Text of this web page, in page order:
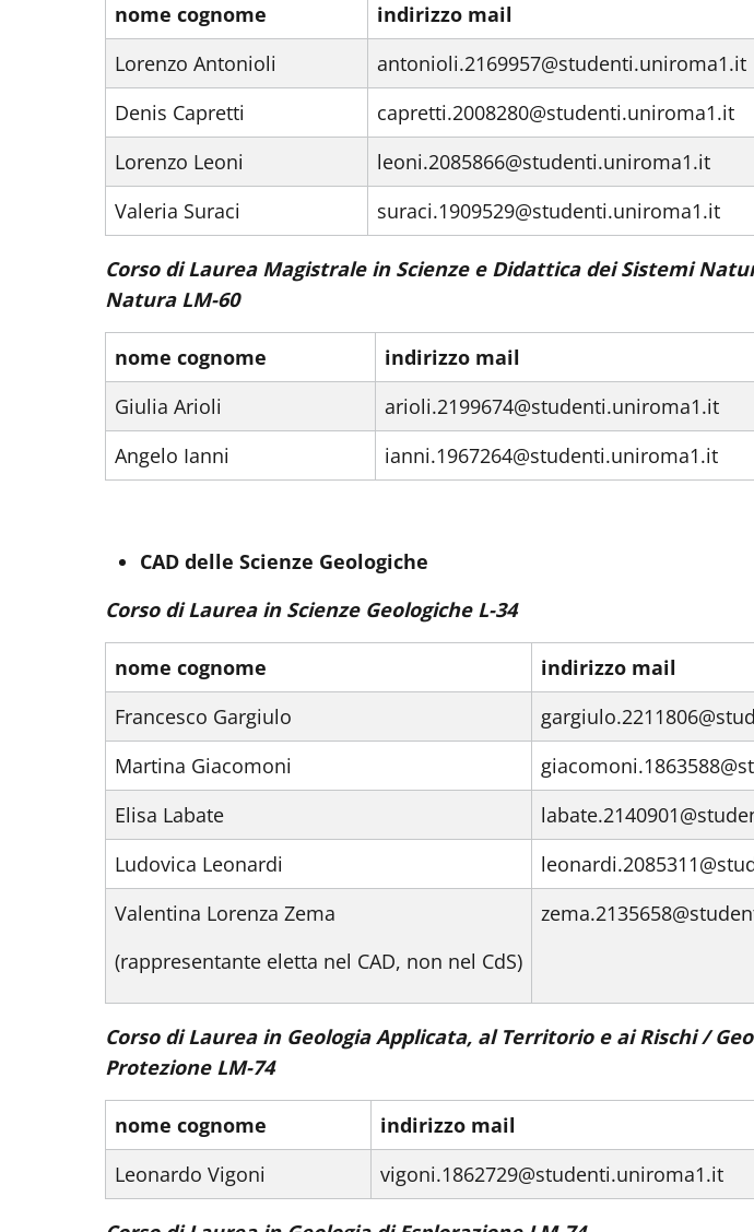
nome cognome
indirizzo mail
Lorenzo Antonioli
antonioli.2169957@studenti.uniroma1.it
Denis Capretti
capretti.2008280@studenti.uniroma1.it
Lorenzo Leoni
leoni.2085866@studenti.uniroma1.it
Valeria Suraci
suraci.1909529@studenti.uniroma1.it
Corso di Laurea Magistrale in Scienze e Didattica dei Sistemi
Natura LM-60
nome cognome
indirizzo mail
Giulia Arioli
arioli.2199674@studenti.uniroma1.it
Angelo Ianni
ianni.1967264@studenti.uniroma1.it
CAD delle Scienze Geologiche
Corso di Laurea in Scienze Geologiche L-34
nome cognome
indirizzo mail
Francesco Gargiulo
Martina Giacomoni
Elisa Labate
Ludovica Leonardi
Valentina Lorenza Zema
(rappresentante eletta nel CAD, non nel CdS)
Corso di Laurea in Geologia Applicata, al Territorio e ai Rischi /
Protezione LM-74
nome cognome
indirizzo mail
Leonardo Vigoni
vigoni.1862729@studenti.uniroma1.it